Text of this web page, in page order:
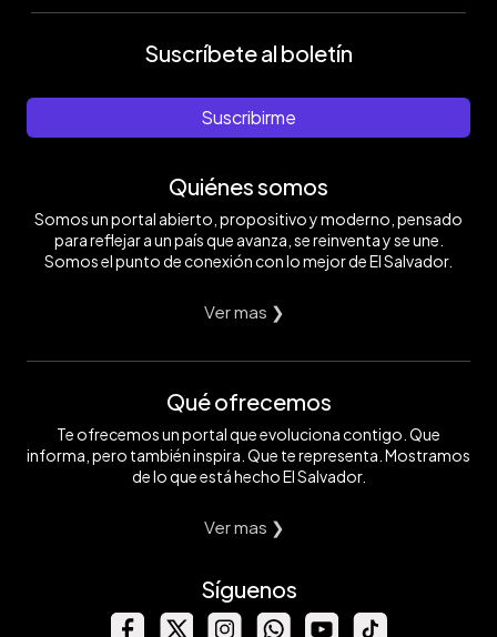
Suscríbete al boletín
Suscribirme
Quiénes somos
Somos un portal abierto, propositivo y moderno, pensado
para reflejar a un país que avanza, se reinventa y se une.
Somos el punto de conexión con lo mejor de El Salvador.
Ver mas ❯
Qué ofrecemos
Te ofrecemos un portal que evoluciona contigo. Que
informa, pero también inspira. Que te representa. Mostramos
de lo que está hecho El Salvador.
Ver mas ❯
Síguenos